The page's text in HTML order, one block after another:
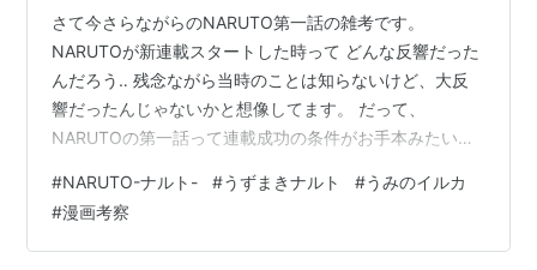
さて今さらながらのNARUTO第一話の雑考です。
NARUTOが新連載スタートした時って どんな反響だった
んだろう‥ 残念ながら当時のことは知らないけど、大反
響だったんじゃないかと想像してます。 だって、
NARUTOの第一話って連載成功の条件がお手本みたいに
（読み終わった時のスッキリ感） ・緩急あって次々展開
するテンポの良さ（飽きさせない） ・《九尾の妖狐》と
いうミステリアスな存在や伝説的ヒーロー《四代目火
#NARUTO-ナルト- #うずまきナルト #うみのイルカ
#漫画考察